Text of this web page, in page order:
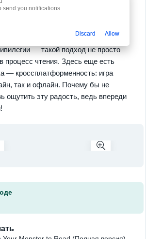
позволят заскучать ни на минуту.
на звуковом восприятии и
стремиться к совершенству.
прохождение открывает новые
— такой подход не просто
процесс чтения. Здесь еще есть
— кроссплатформенность: игра
так и офлайн. Почему бы не
ощутить эту радость, ведь впереди
send you notifications
Discard Allow